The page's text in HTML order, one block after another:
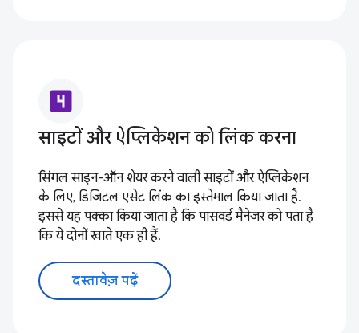
looks_4
साइटों और ऐप्लिकेशन को लिंक करना
सिंगल साइन-ऑन शेयर करने वाली साइटों और ऐप्लिकेशन
के लिए, डिजिटल एसेट लिंक का इस्तेमाल किया जाता है.
इससे यह पक्का किया जाता है कि पासवर्ड मैनेजर को पता है
कि ये दोनों खाते एक ही हैं.
दस्तावेज़ पढ़ें